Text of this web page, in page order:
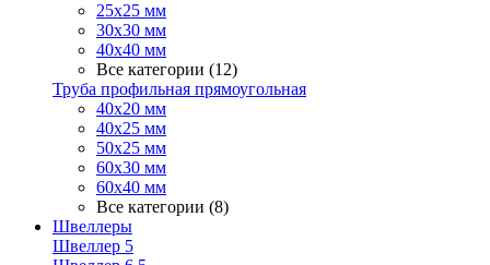
25х25 мм
30х30 мм
40х40 мм
Все категории (12)
Труба профильная прямоугольная
40х20 мм
40х25 мм
50х25 мм
60х30 мм
60х40 мм
Все категории (8)
Швеллеры
Швеллер 5